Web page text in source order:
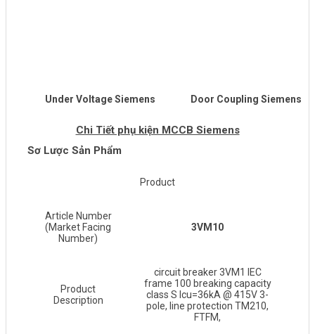
Under Voltage Siemens Door Coupling Siemens
Chi Tiết phụ kiện MCCB Siemens
Sơ Lược Sản Phẩm
Product
Article Number
(Market Facing
Number)
3VM10
Product
Description
circuit breaker 3VM1 IEC
frame 100 breaking capacity
class S Icu=36kA @ 415V 3-
pole, line protection TM210,
FTFM,